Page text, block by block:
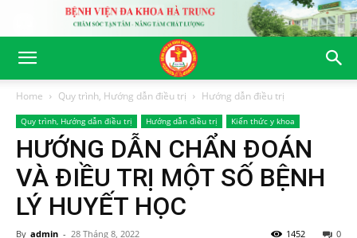
Home Quy trình, Hướng dẫn điều trị Hướng dẫn điều trị
Quy trình, Hướng dẫn điều trị Hướng dẫn điều trị Kiến thức y khoa
HƯỚNG DẪN CHẨN ĐOÁN
VÀ ĐIỀU TRỊ MỘT SỐ BỆNH
LÝ HUYẾT HỌC
By admin - 28 Tháng 8, 2022 0
1452